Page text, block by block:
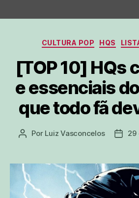
CULTURA POP HQS
[TOP 10] HQs
e essenciais
que todo fã
Autor
Por Luiz Vasconcelos
Data
29